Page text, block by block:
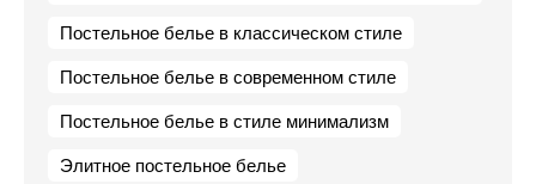
Постельное белье в классическом стиле
Постельное белье в современном стиле
Постельное белье в стиле минимализм
Элитное постельное белье